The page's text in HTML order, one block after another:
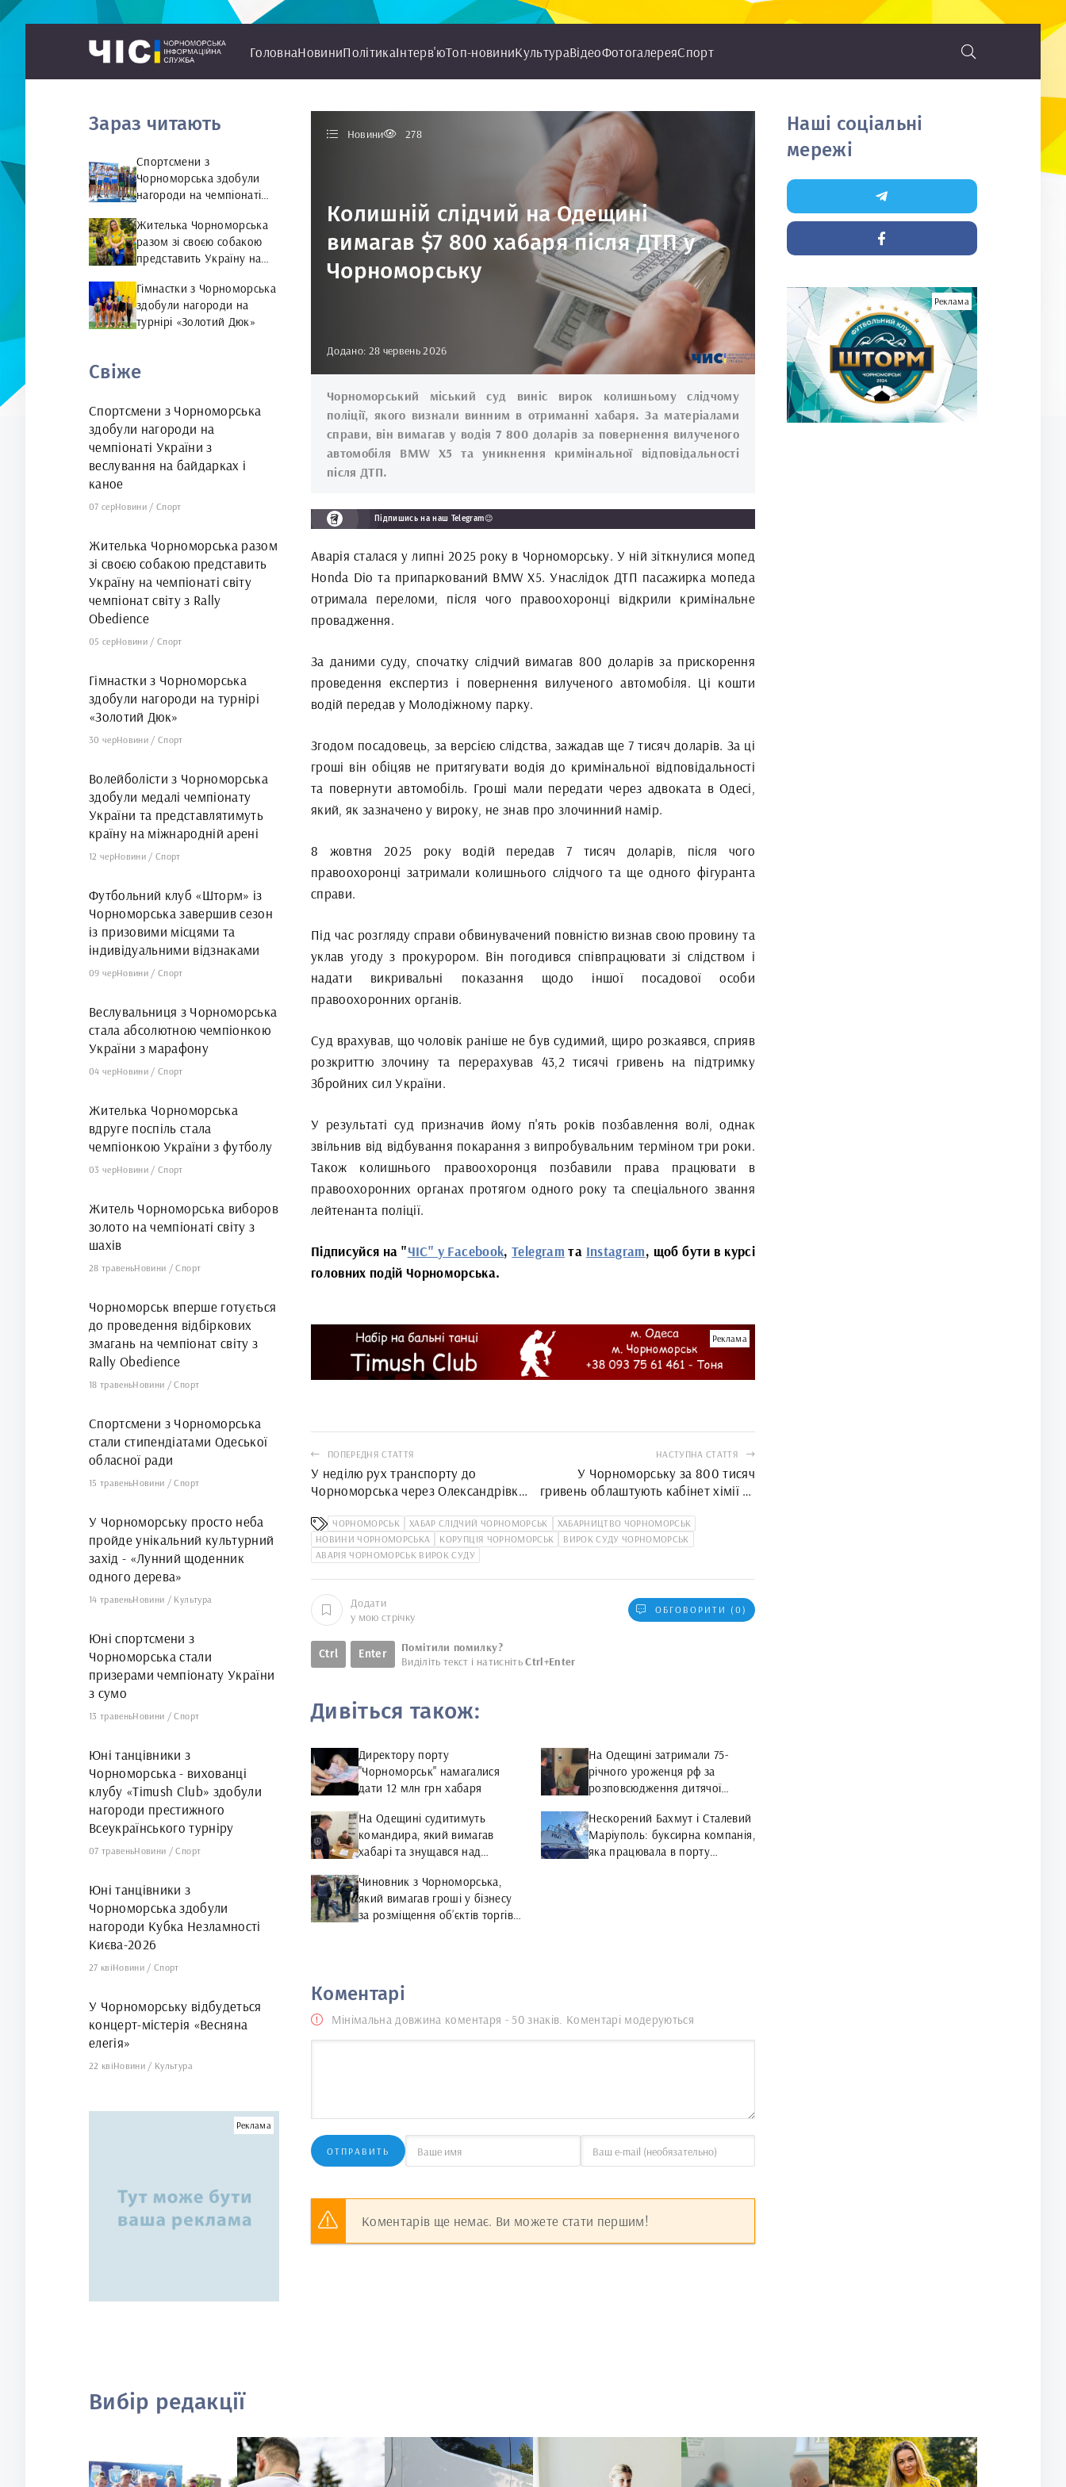
ГоловнаНовиниПолітикаІнтерв'юТоп-новиниКультураВідеоФотогалереяСпорт
Новини 278
Колишній слідчий на Одещині
вимагав $7 800 хабаря після ДТП у
Чорноморську
Додано: 28 червень 2026
Чорноморський міський суд виніс вирок колишньому слідчому
поліції, якого визнали винним в отриманні хабаря. За матеріалами
справи, він вимагав у водія 7 800 доларів за повернення вилученого
автомобіля BMW X5 та уникнення кримінальної відповідальності
після ДТП.
Підпишись на наш Telegram😉
Аварія сталася у липні 2025 року в Чорноморську. У ній зіткнулися мопед
Honda Dio та припаркований BMW X5. Унаслідок ДТП пасажирка мопеда
отримала переломи, після чого правоохоронці відкрили кримінальне
провадження.
За даними суду, спочатку слідчий вимагав 800 доларів за прискорення
проведення експертиз і повернення вилученого автомобіля. Ці кошти
водій передав у Молодіжному парку.
Згодом посадовець, за версією слідства, зажадав ще 7 тисяч доларів. За ці
гроші він обіцяв не притягувати водія до кримінальної відповідальності
та повернути автомобіль. Гроші мали передати через адвоката в Одесі,
який, як зазначено у вироку, не знав про злочинний намір.
8 жовтня 2025 року водій передав 7 тисяч доларів, після чого
правоохоронці затримали колишнього слідчого та ще одного фігуранта
справи.
Під час розгляду справи обвинувачений повністю визнав свою провину та
уклав угоду з прокурором. Він погодився співпрацювати зі слідством і
надати викривальні показання щодо іншої посадової особи
правоохоронних органів.
Суд врахував, що чоловік раніше не був судимий, щиро розкаявся, сприяв
розкриттю злочину та перерахував 43,2 тисячі гривень на підтримку
Збройних сил України.
У результаті суд призначив йому п'ять років позбавлення волі, однак
звільнив від відбування покарання з випробувальним терміном три роки.
Також колишнього правоохоронця позбавили права працювати в
правоохоронних органах протягом одного року та спеціального звання
лейтенанта поліції.
Підписуйся на "ЧІС" у Facebook,Telegram та Instagram, щоб бути в курсі
головних подій Чорноморська.
Реклама
ПОПЕРЕДНЯ СТАТТЯ
У неділю рух транспорту до
Чорноморська через Олександрівку
НАСТУПНА СТАТТЯ
У Чорноморську за 800 тисяч
гривень облаштують кабінет хімії та
ЧОРНОМОРСЬК ХАБАР СЛІДЧИЙ ЧОРНОМОРСЬК
ХАБАРНИЦТВО ЧОРНОМОРСЬК
НОВИНИ ЧОРНОМОРСЬКА
КОРУПЦІЯ ЧОРНОМОРСЬК
ВИРОК СУДУ ЧОРНОМОРСЬК
АВАРІЯ ЧОРНОМОРСЬК ВИРОК СУДУ
Додати
у мою стрічку
ОБГОВОРИТИ (0)
Ctrl Enter
Помітили помилку?
Виділіть текст і натиснітьCtrl+Enter
Дивіться також:
Директору порту
"Чорноморськ" намагалися
дати 12 млн грн хабаря
На Одещині затримали 75-
річного уроженця рф за
розповсюдження дитячої
На Одещині судитимуть
командира, який вимагав
хабарі та знущався над
Нескорений Бахмут і Сталевий
Маріуполь: буксирна компанія,
яка працювала в порту
Чиновник з Чорноморська,
який вимагав гроші у бізнесу
за розміщення об’єктів торгівлі,
Коментарі
Мінімальна довжина коментаря - 50 знаків. Коментарі модеруються
ОТПРАВИТЬ
Коментарів ще немає. Ви можете стати першим!
Зараз читають
Спортсмени з
Чорноморська здобули
нагороди на чемпіонаті
байдарках і каное
Жителька Чорноморська
разом зі своєю собакою
представить Україну на
світу з Rally Obedience
Гімнастки з Чорноморська
здобули нагороди на
турнірі «Золотий Дюк»
Свіже
Спортсмени з Чорноморська
здобули нагороди на
чемпіонаті України з
веслування на байдарках і
каное
07 серНовини /Спорт
Жителька Чорноморська разом
зі своєю собакою представить
Україну на чемпіонаті світу
чемпіонат світу з Rally
Obedience
05 серНовини /Спорт
Гімнастки з Чорноморська
здобули нагороди на турнірі
«Золотий Дюк»
30 черНовини /Спорт
Волейболісти з Чорноморська
здобули медалі чемпіонату
України та представлятимуть
країну на міжнародній арені
12 черНовини /Спорт
Футбольний клуб «Шторм» із
Чорноморська завершив сезон
із призовими місцями та
індивідуальними відзнаками
09 черНовини /Спорт
Веслувальниця з Чорноморська
стала абсолютною чемпіонкою
України з марафону
04 черНовини /Спорт
Жителька Чорноморська
вдруге поспіль стала
чемпіонкою України з футболу
03 черНовини /Спорт
Житель Чорноморська виборов
золото на чемпіонаті світу з
шахів
28 травеньНовини /Спорт
Чорноморськ вперше готується
до проведення відбіркових
змагань на чемпіонат світу з
Rally Obedience
18 травеньНовини /Спорт
Спортсмени з Чорноморська
стали стипендіатами Одеської
обласної ради
15 травеньНовини /Спорт
У Чорноморську просто неба
пройде унікальний культурний
захід - «Лунний щоденник
одного дерева»
14 травеньНовини / Культура
Юні спортсмени з
Чорноморська стали
призерами чемпіонату України
з сумо
13 травеньНовини /Спорт
Юні танцівники з
Чорноморська - вихованці
клубу «Timush Club» здобули
нагороди престижного
Всеукраїнського турніру
07 травеньНовини /Спорт
Юні танцівники з
Чорноморська здобули
нагороди Кубка Незламності
Києва-2026
27 квіНовини /Спорт
У Чорноморську відбудеться
концерт-містерія «Весняна
елегія»
22 квіНовини / Культура
Реклама
Наші соціальні
мережі
Реклама
Вибір редакції